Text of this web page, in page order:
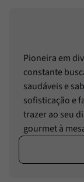
Pioneira em
constante
saudáveis e
sofisticação e
trazer ao seu
gourmet à